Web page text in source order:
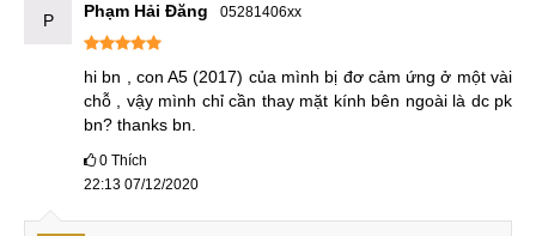
Màn hình Samsung Galaxy A5 bị vỡ (Ảnh minh họa)
Hiện nay, trên thị trường có rất nhiều cửa hàng cung cấp
dịch vụ thay màn hình Samsung A5 2017 nhưng không phải
địa chỉ nào cũng đáp ứng được các yêu cầu và tiêu chí từ
P Phạm Hải Đăng 05281406xx
hi bn , con A5 (2017) của mình bị đơ cảm ứng ở một vài
chỗ , vậy mình chỉ cần thay mặt kính bên ngoài là dc pk
bn? thanks bn.
0 Thích
22:13 07/12/2020